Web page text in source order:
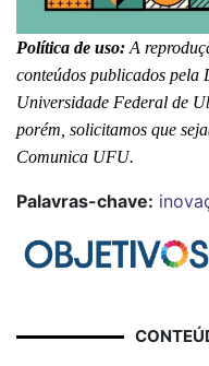
Política de uso: A
conteúdos publicados
Universidade Federal de
porém, solicitamos que
Comunica UFU.
Palavras-chave: